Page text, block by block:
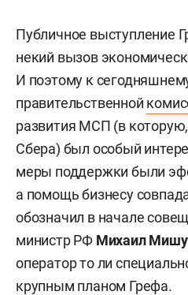
Публичное выступление
некий вызов
И поэтому к
правительственной
развития МСП (в которую,
Сбера) был особый
меры поддержки были
а помощь бизнесу
обозначил в начале
министр РФ Михаил
оператор то ли
крупным планом Грефа.